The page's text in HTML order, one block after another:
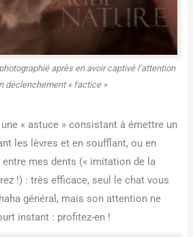
après en avoir captivé l’attention
déclenchement « factice »
« astuce » consistant à émettre un
les lèvres et en soufflant, ou en
entre mes dents (« imitation de la
!) : très efficace, seul le chat vous
général, mais son attention ne
instant : profitez-en !